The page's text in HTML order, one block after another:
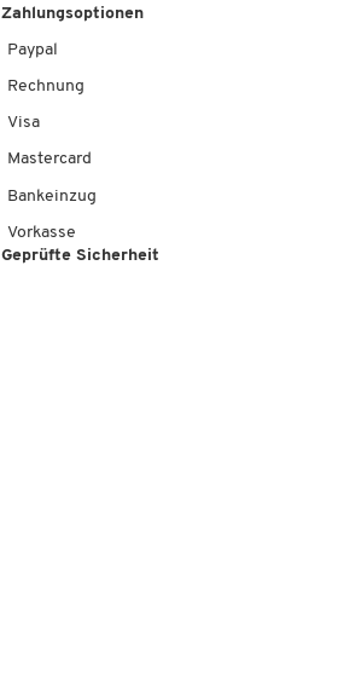
Zahlungsoptionen
Paypal
Rechnung
Visa
Mastercard
Bankeinzug
Vorkasse
Geprüfte Sicherheit